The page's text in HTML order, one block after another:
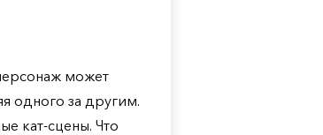
может
одного за другим.
кат-сцены. Что